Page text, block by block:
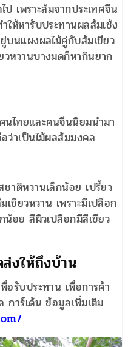
เพราะส้มจากประเทศจีน
ให้หารับประทานผลส้มเช้ง
บนแผงผลไม้คู่กับส้มเขียว
หวานบางมดก็หากินยาก
นไทยและคนจีนนิยมนำมา
ว่าเป็นไม้ผลส้มมงคล
าติหวานเล็กน้อย เปรี้ยว
ขียวหวาน เพราะมีเปลือก
น้อย สีผิวเปลือกมีสีเขียว
งให้ถึงบ้าน
อรับประทาน เพื่อการค้า
การ์เด้น ข้อมูลเพิ่มเติม